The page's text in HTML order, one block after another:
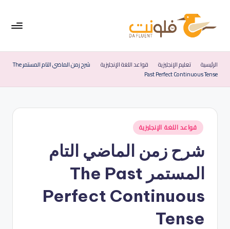
ون
ت
الإ
في
الرئيسية تعليم الإنجليزية قواعد اللغة الإنجليزية
شرح زمن الماضي التام المستمر The
Past Perfect Continuous Tense
نُشر
في
قواعد اللغة الإنجليزية
شرح زمن الماضي التام
المستمر The Past
Perfect Continuous
Tense